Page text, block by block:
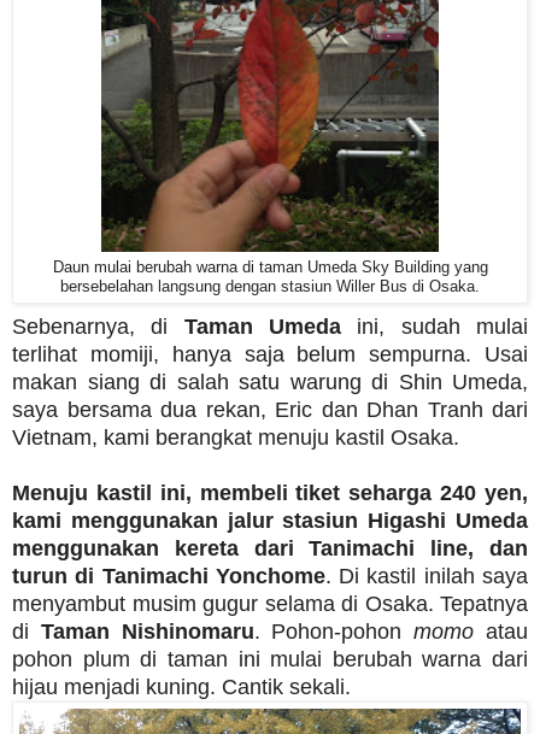
Daun mulai berubah warna di taman Umeda Sky Building yang
bersebelahan langsung dengan stasiun Willer Bus di Osaka.
Sebenarnya, di Taman Umeda ini, sudah mulai
terlihat momiji, hanya saja belum sempurna. Usai
makan siang di salah satu warung di Shin Umeda,
saya bersama dua rekan, Eric dan Dhan Tranh dari
Vietnam, kami berangkat menuju kastil Osaka.
Menuju kastil ini, membeli tiket seharga 240 yen,
kami menggunakan jalur stasiun Higashi Umeda
menggunakan kereta dari Tanimachi line, dan
turun di Tanimachi Yonchome. Di kastil inilah saya
menyambut musim gugur selama di Osaka. Tepatnya
di Taman Nishinomaru. Pohon-pohonmomo atau
pohon plum di taman ini mulai berubah warna dari
hijau menjadi kuning. Cantik sekali.